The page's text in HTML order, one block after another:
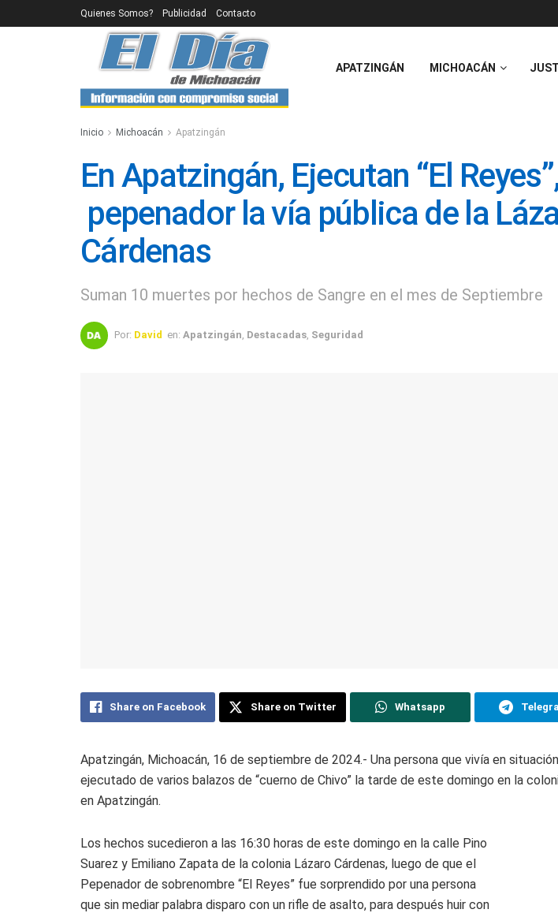
Quienes Somos? Publicidad Contacto
APATZINGÁN MICHOACÁN
Inicio Michoacán Apatzingán
En Apatzingán, Ejecutan “El
pepenador la vía pública de la
Cárdenas
Suman 10 muertes por hechos de Sangre en el mes de Septiembre
Por: David en: Apatzingán Destacadas Seguridad
Share on Facebook Share on Twitter Whatsapp
Apatzingán, Michoacán, 16 de septiembre de 2024.- Una persona que vivía en
ejecutado de varios balazos de “cuerno de Chivo” la tarde de este domingo en la
en Apatzingán.
Los hechos sucedieron a las 16:30 horas de este domingo en la calle Pino
Suarez y Emiliano Zapata de la colonia Lázaro Cárdenas, luego de que el
Pepenador de sobrenombre “El Reyes” fue sorprendido por una persona
que sin mediar palabra disparo con un rifle de asalto, para después huir con